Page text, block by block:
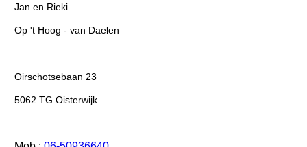
Jan en Rieki
Op 't Hoog - van Daelen
Oirschotsebaan 23
5062 TG Oisterwijk